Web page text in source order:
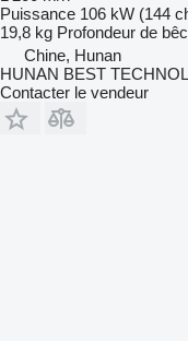
Puissance 106 kW (144
19,8 kg Profondeur de
Chine, Hunan
HUNAN BEST
Contacter le vendeur